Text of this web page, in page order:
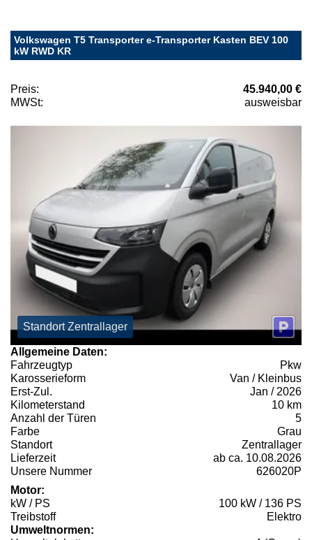
Volkswagen T5 Transporter e-Transporter Kasten BEV 100
kW RWD KR
Preis:
45.940,00 €
MWSt:
ausweisbar
Standort Zentrallager
Allgemeine Daten:
Fahrzeugtyp
Pkw
Karosserieform
Van / Kleinbus
Erst-Zul.
Jan / 2026
Kilometerstand
10 km
Anzahl der Türen
5
Farbe
Grau
Standort
Zentrallager
Lieferzeit
ab ca. 10.08.2026
Unsere Nummer
626020P
Motor:
kW / PS
100 kW / 136 PS
Treibstoff
Elektro
Umweltnormen: